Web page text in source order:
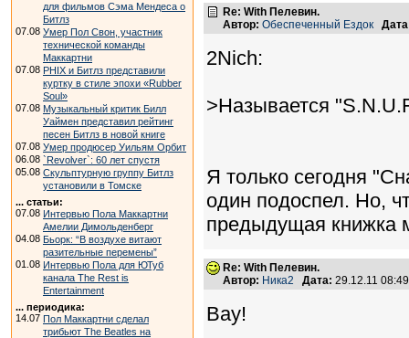
для фильмов Сэма Мендеса о
Битлз
07.08 Умер Пол Свон, участник
технической команды
Маккартни
07.08 PHIX и Битлз представили
куртку в стиле эпохи «Rubber
Soul»
07.08 Музыкальный критик Билл
Уаймен представил рейтинг
песен Битлз в новой книге
07.08 Умер продюсер Уильям Орбит
06.08 `Revolver`: 60 лет спустя
05.08 Скульптурную группу Битлз
установили в Томске
... статьи:
07.08 Интервью Пола Маккартни
Амелии Димольденберг
04.08 Бьорк: “В воздухе витают
разительные перемены”
01.08 Интервью Пола для ЮТуб
канала The Rest is
Entertainment
... периодика:
14.07 Пол Маккартни сделал
трибьют The Beatles на
Re: With Пелевин.
Автор: Обеспеченный Ездок
2Nich:
>Называется
Я только сегодня
один подоспел. Но,
предыдущая книжка
Re: With Пелевин.
Автор: Ника2 Дата: 29.12.11
Вау!